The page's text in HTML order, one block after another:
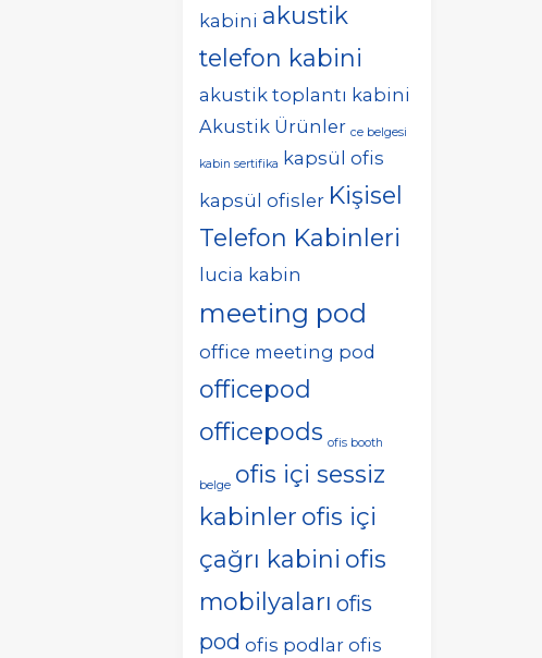
kabini akustik
telefon kabini
akustik toplantı kabini
Akustik Ürünler ce belgesi
kabin sertifika
kapsül ofis
kapsül ofisler Kişisel
Telefon Kabinleri
lucia kabin
meeting pod
office meeting pod
officepod
officepods ofis booth
belge ofis içi sessiz
kabinler ofis içi
çağrı kabini ofis
mobilyaları ofis
pod ofis podlar ofis